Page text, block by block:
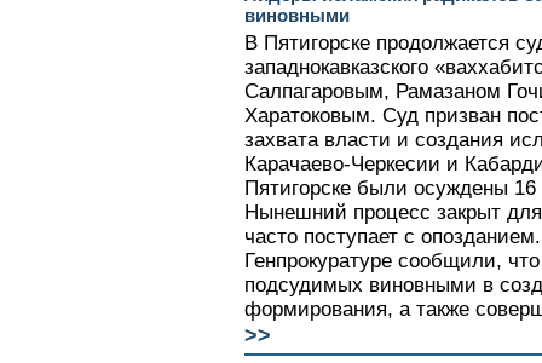
виновными
В Пятигорске продолжается
западнокавказского
Салпагаровым, Рамазаном
Харатоковым. Суд призван
захвата власти и создания
Карачаево-Черкесии и
Пятигорске были осуждены
Нынешний процесс закрыт
часто поступает с
Генпрокуратуре сообщили,
подсудимых виновными в
формирования, а также
>>